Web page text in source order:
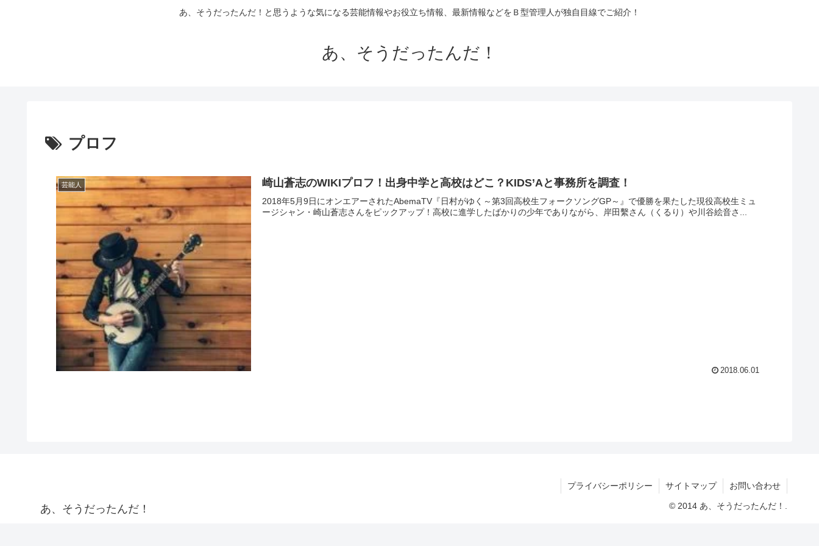
あ、そうだったんだ！と思うような気になる芸能情報やお役立ち情報、最新情報などをＢ型管理人が独自目線でご紹介！
あ、そうだったんだ！
プロフ
芸能人 崎山蒼志のWIKIプロフ！出身中学と高校はどこ？KIDS’Aと事務所を調査！
2018年5月9日にオンエアーされたAbemaTV『日村がゆく～第3回高校生フォークソングGP～』で優勝を果たした現役高校生ミュ
ージシャン・崎山蒼志さんをピックアップ！高校に進学したばかりの少年でありながら、岸田繫さん（くるり）や川谷絵音さ...
2018.06.01
あ、そうだったんだ！
プライバシーポリシー サイトマップ お問い合わせ
© 2014 あ、そうだったんだ！.